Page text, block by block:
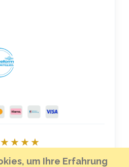
um Ihre Erfahrung
bewerten